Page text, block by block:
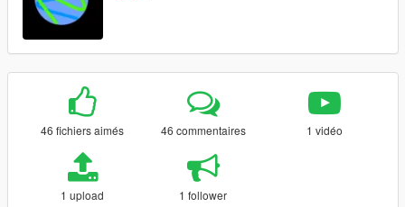
46 fichiers aimés 46 commentaires 1 vidéo
1 upload 1 follower